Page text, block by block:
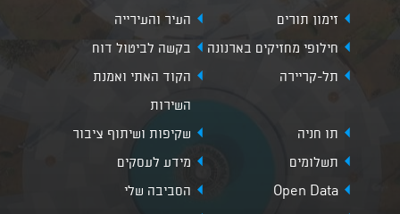
זימון תורים
העיר והעירייה
חילופי מחזיקים בארנונה
בקשה לביטול דוח
תל-קריירה
הקוד האתי ואמנת
השירות
תו חניה
שקיפות ושיתוף ציבור
תשלומים
מידע לעסקים
Open Data
הסביבה שלי